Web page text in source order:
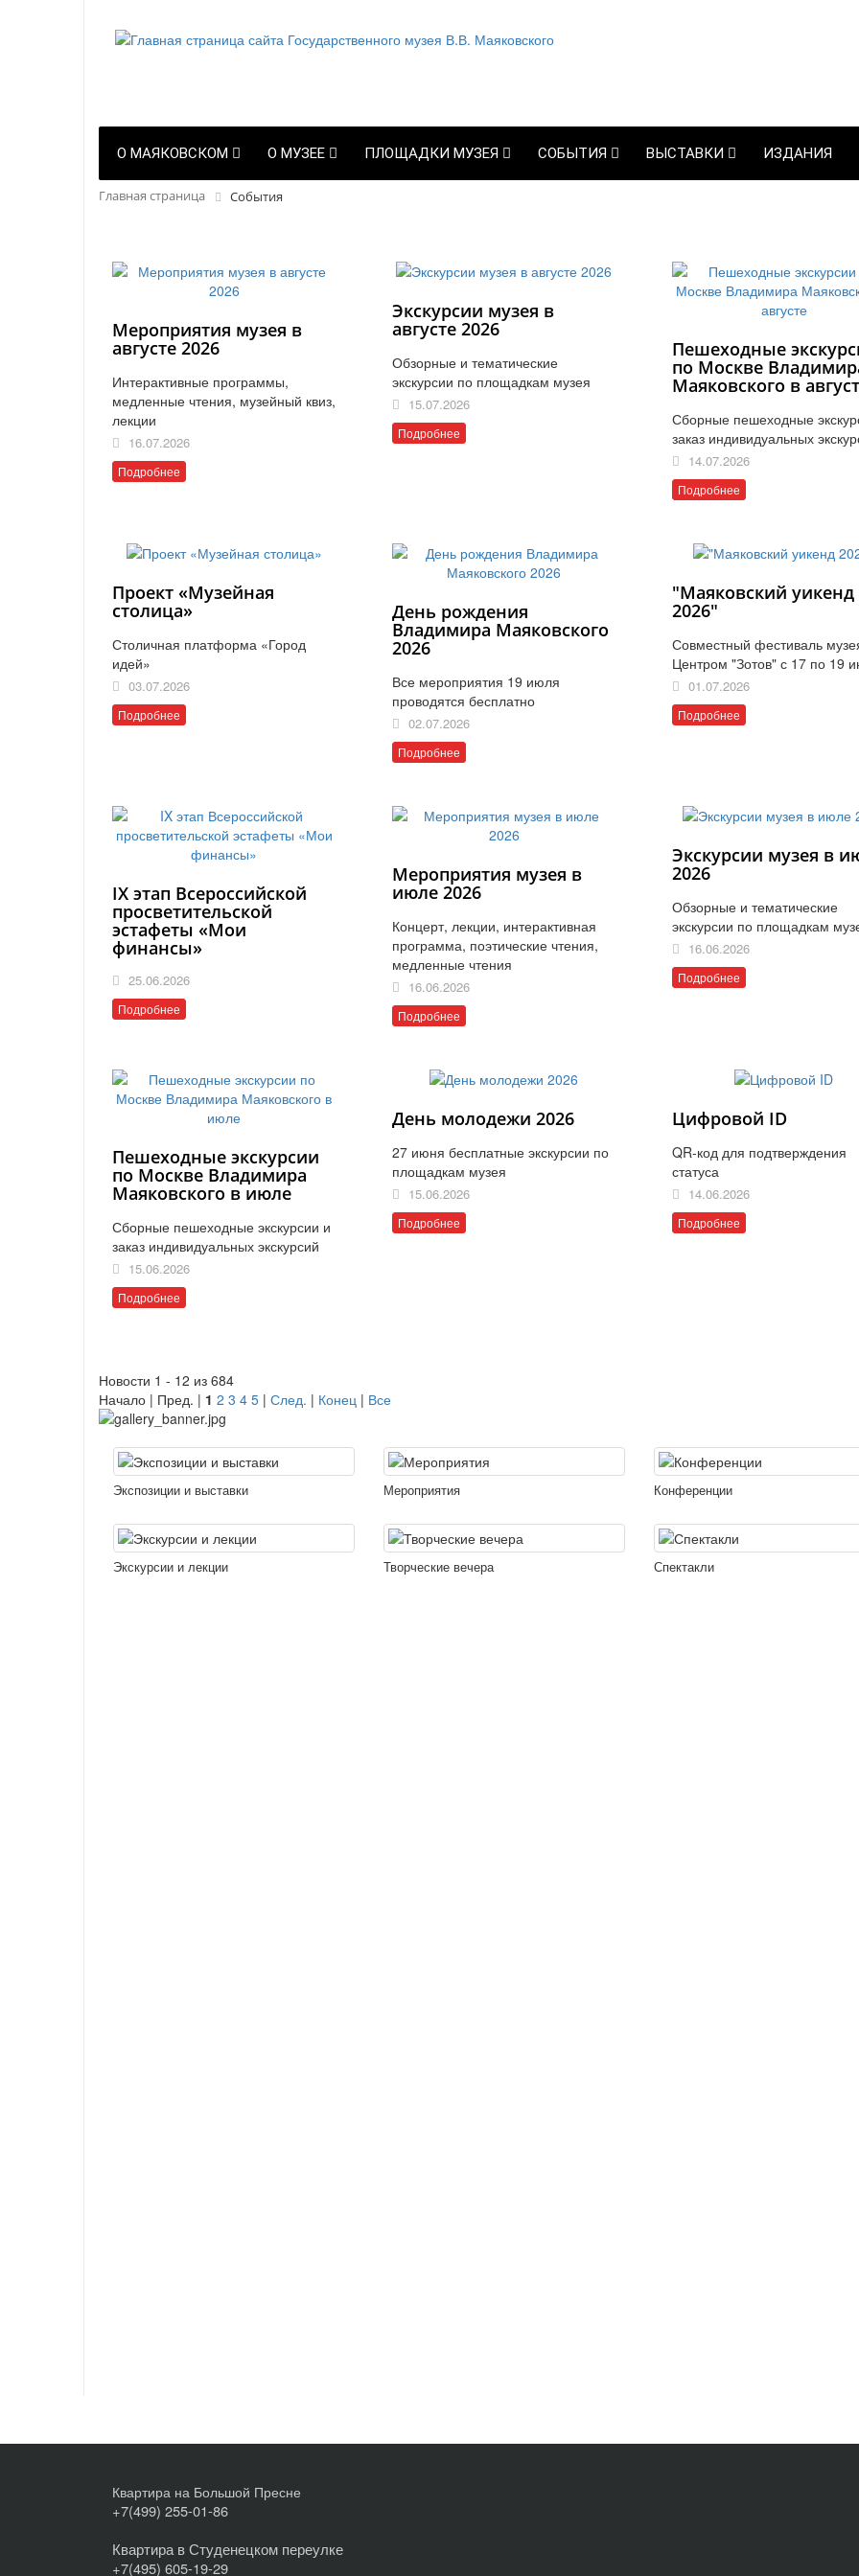
О МАЯКОВСКОМ О МУЗЕЕ ПЛОЩАДКИ МУЗЕЯ СОБЫТИЯ ВЫСТАВКИ ИЗДАНИЯ
Главная страница События
Мероприятия музея в
августе 2026
Интерактивные программы,
медленные чтения, музейный квиз,
лекции
16.07.2026
Подробнее
Экскурсии музея в
августе 2026
Обзорные и тематические
экскурсии по площадкам музея
15.07.2026
Подробнее
Пешеходные
по Москве
Маяковского в
Сборные пешеходные
заказ индивидуальных
14.07.2026
Подробнее
Проект «Музейная
столица»
Столичная платформа «Город
идей»
03.07.2026
Подробнее
День рождения
Владимира Маяковского
2026
Все мероприятия 19 июля
проводятся бесплатно
02.07.2026
Подробнее
"Маяковский уикенд
2026"
Совместный фестиваль
Центром "Зотов" с 17 по 19
01.07.2026
Подробнее
IX этап Всероссийской
просветительской
эстафеты «Мои
финансы»
25.06.2026
Подробнее
Мероприятия музея в
июле 2026
Концерт, лекции, интерактивная
программа, поэтические чтения,
медленные чтения
16.06.2026
Подробнее
Экскурсии музея в
2026
Обзорные и тематические
экскурсии по площадкам
16.06.2026
Подробнее
Пешеходные экскурсии
по Москве Владимира
Маяковского в июле
Сборные пешеходные экскурсии и
заказ индивидуальных экскурсий
15.06.2026
Подробнее
День молодежи 2026
27 июня бесплатные экскурсии по
площадкам музея
15.06.2026
Подробнее
Цифровой ID
QR-код для подтверждения
статуса
14.06.2026
Подробнее
Новости 1 - 12 из 684
Начало | Пред. | 1 2 3 4 5 | След. | Конец | Все
Экспозиции и выставки Мероприятия Конференции
Экскурсии и лекции Творческие вечера Спектакли
Квартира на Большой Пресне
+7(499) 255-01-86
Квартира в Студенецком переулке
+7(495) 605-19-29